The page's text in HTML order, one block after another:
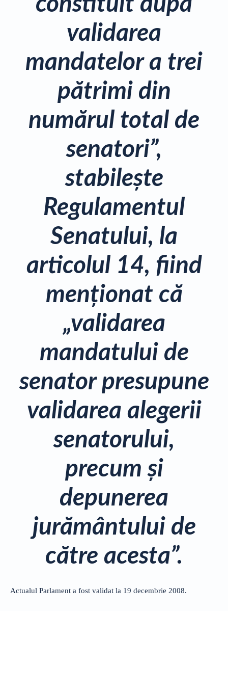
validarea
mandatelor a trei
pătrimi din
numărul total de
senatori”,
stabileşte
Regulamentul
Senatului, la
articolul 14, fiind
menţionat că
„validarea
mandatului de
senator presupune
validarea alegerii
senatorului,
precum şi
depunerea
jurământului de
către acesta”.
Actualul Parlament a fost validat la 19 decembrie 2008.